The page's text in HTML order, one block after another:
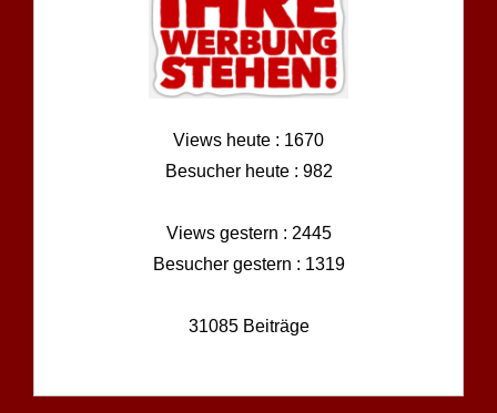
Views heute : 1670
Besucher heute : 982
Views gestern : 2445
Besucher gestern : 1319
31085 Beiträge